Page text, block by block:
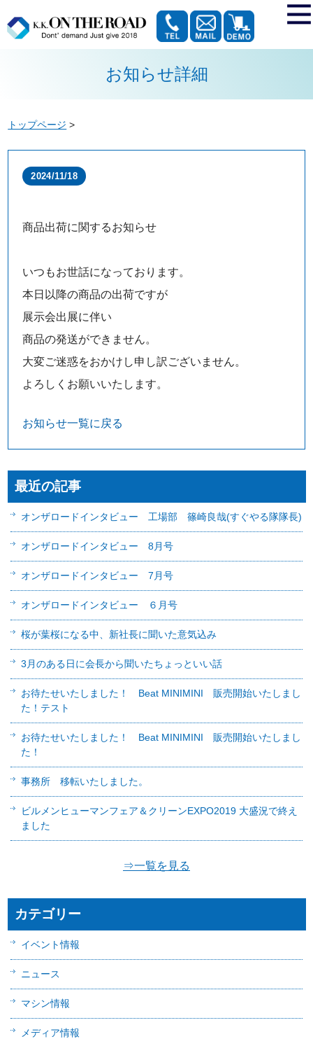
お知らせ詳細
トップページ >
2024/11/18
商品出荷に関するお知らせ
いつもお世話になっております。
本日以降の商品の出荷ですが
展示会出展に伴い
商品の発送ができません。
大変ご迷惑をおかけし申し訳ございません。
よろしくお願いいたします。
お知らせ一覧に戻る
最近の記事
オンザロードインタビュー 工場部 篠崎良哉(すぐやる隊隊長)
オンザロードインタビュー 8月号
オンザロードインタビュー 7月号
オンザロードインタビュー ６月号
桜が葉桜になる中、新社長に聞いた意気込み
3月のある日に会長から聞いたちょっといい話
お待たせいたしました！ Beat MINIMINI 販売開始いたしまし
た！テスト
お待たせいたしました！ Beat MINIMINI 販売開始いたしまし
た！
事務所 移転いたしました。
ビルメンヒューマンフェア＆クリーンEXPO2019 大盛況で終え
ました
⇒一覧を見る
カテゴリー
イベント情報
ニュース
マシン情報
メディア情報